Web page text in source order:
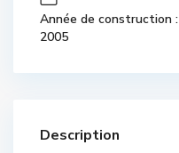
Année de construction :
2005
Description